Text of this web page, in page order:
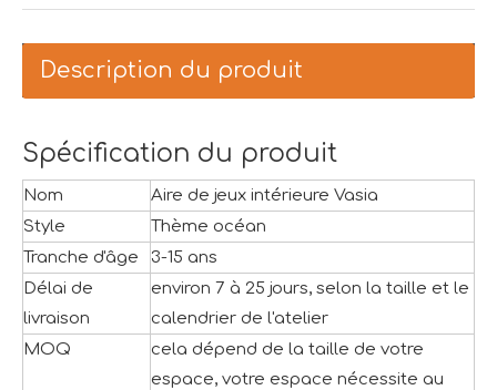
Description du produit
Spécification du produit
Nom
Aire de jeux intérieure Vasia
Style
Thème océan
Tranche d'âge
3-15 ans
Délai de
livraison
environ 7 à 25 jours, selon la taille et le
calendrier de l'atelier
MOQ
cela dépend de la taille de votre
espace, votre espace nécessite au